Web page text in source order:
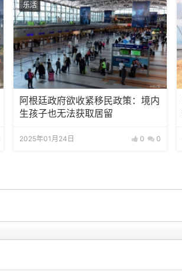
乐活
阿根廷政府欲收紧移民政策：境内
生孩子也无法获取居留
2025年01月24日 0 0